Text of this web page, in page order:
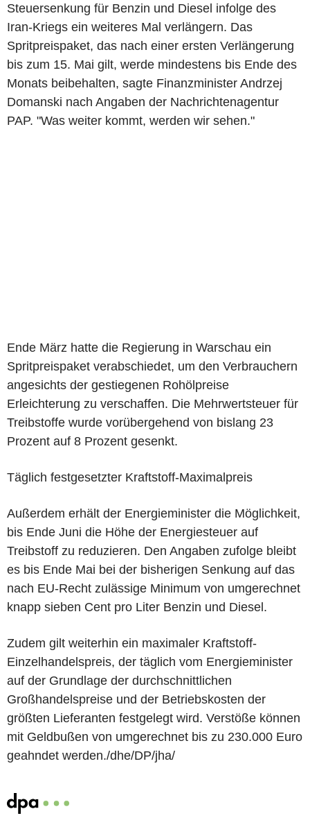
Steuersenkung für Benzin und Diesel infolge des
Iran-Kriegs ein weiteres Mal verlängern. Das
Spritpreispaket, das nach einer ersten Verlängerung
bis zum 15. Mai gilt, werde mindestens bis Ende des
Monats beibehalten, sagte Finanzminister Andrzej
Domanski nach Angaben der Nachrichtenagentur
PAP. "Was weiter kommt, werden wir sehen."
Ende März hatte die Regierung in Warschau ein
Spritpreispaket verabschiedet, um den Verbrauchern
angesichts der gestiegenen Rohölpreise
Erleichterung zu verschaffen. Die Mehrwertsteuer für
Treibstoffe wurde vorübergehend von bislang 23
Prozent auf 8 Prozent gesenkt.
Täglich festgesetzter Kraftstoff-Maximalpreis
Außerdem erhält der Energieminister die Möglichkeit,
bis Ende Juni die Höhe der Energiesteuer auf
Treibstoff zu reduzieren. Den Angaben zufolge bleibt
es bis Ende Mai bei der bisherigen Senkung auf das
nach EU-Recht zulässige Minimum von umgerechnet
knapp sieben Cent pro Liter Benzin und Diesel.
Zudem gilt weiterhin ein maximaler Kraftstoff-
Einzelhandelspreis, der täglich vom Energieminister
auf der Grundlage der durchschnittlichen
Großhandelspreise und der Betriebskosten der
größten Lieferanten festgelegt wird. Verstöße können
mit Geldbußen von umgerechnet bis zu 230.000 Euro
geahndet werden./dhe/DP/jha/